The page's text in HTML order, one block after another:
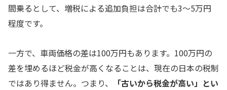
間乗るとして、増税による追加負担は合計でも3〜5万円
程度です。
一方で、車両価格の差は100万円もあります。100万円の
差を埋めるほど税金が高くなることは、現在の日本の税制
ではあり得ません。つまり、
「古いから税金が高い」とい